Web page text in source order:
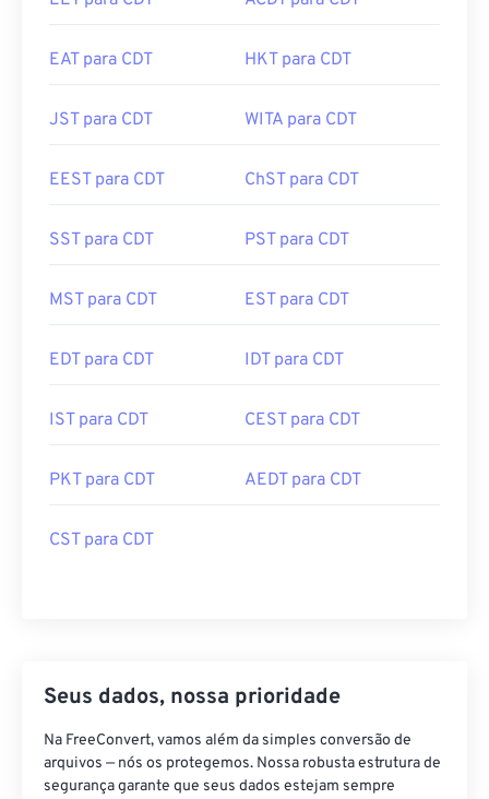
EAT para CDT HKT para CDT
JST para CDT WITA para CDT
EEST para CDT ChST para CDT
SST para CDT PST para CDT
MST para CDT EST para CDT
EDT para CDT IDT para CDT
IST para CDT CEST para CDT
PKT para CDT AEDT para CDT
CST para CDT
Seus dados, nossa prioridade
Na FreeConvert, vamos além da simples conversão de
arquivos — nós os protegemos. Nossa robusta estrutura de
segurança garante que seus dados estejam sempre